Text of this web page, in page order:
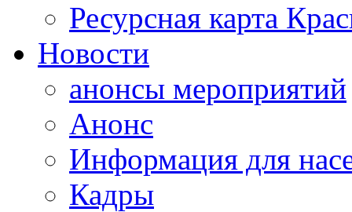
Ресурсная карта
Новости
анонсы мероприятий
Анонс
Информация для
Кадры